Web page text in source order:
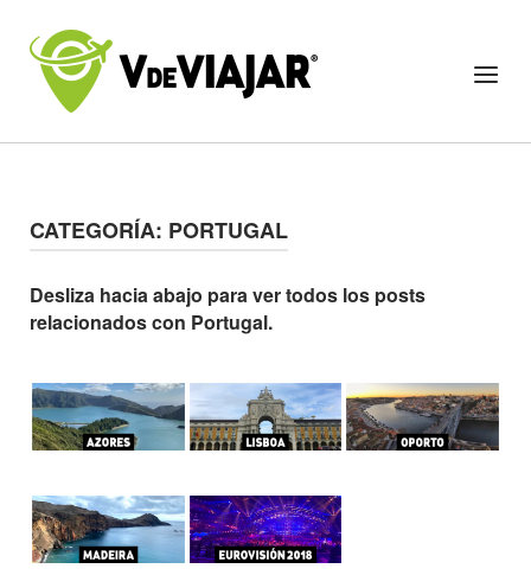
content
Home
Menu
CATEGORÍA: PORTUGAL
Desliza hacia abajo para ver todos los posts
relacionados con Portugal.